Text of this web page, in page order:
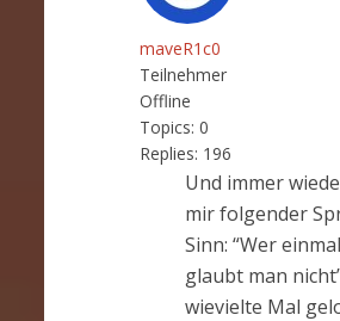
maveR1c0
Teilnehmer
Offline
Topics: 0
Replies: 196
Und immer
mir folgender
Sinn: “Wer
glaubt man
wievielte Mal